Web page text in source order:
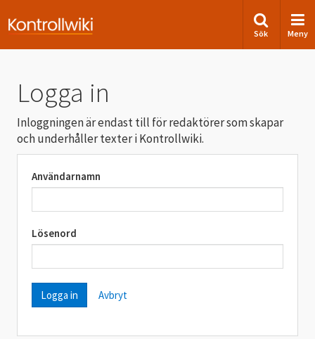
Sök Meny
Logga in
Inloggningen är endast till för redaktörer som skapar
och underhåller texter i Kontrollwiki.
Användarnamn
Lösenord
Avbryt